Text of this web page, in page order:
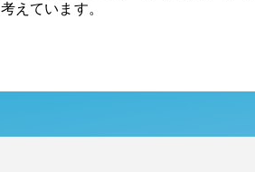
考えています。